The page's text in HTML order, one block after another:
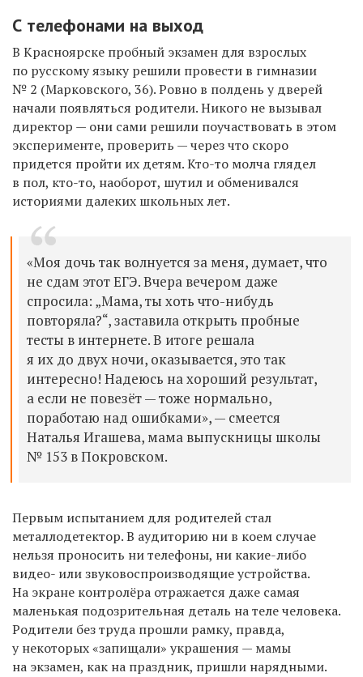
С телефонами на выход
В Красноярске пробный экзамен для взрослых
по русскому языкурешили провести в гимназии
№ 2 (Марковского, 36). Ровно в полдень у дверей
начали появляться родители. Никого не вызывал
директор — они сами решили поучаствовать в этом
эксперименте, проверить — через что скоро
придется пройти их детям.Кто-то молча глядел
в пол, кто-то, наоборот, шутил и обменивался
историями далеких школьных лет.
«Моя дочь так волнуется за меня, думает, что
не сдам этот ЕГЭ. Вчера вечером даже
спросила: „Мама, ты хоть что-нибудь
повторяла?“,заставила открыть пробные
тесты в интернете. В итоге решала
я их до двух ночи, оказывается, это так
интересно! Надеюсь на хороший результат,
а если не повезёт — тоже нормально,
поработаю над ошибками», — смеется
Наталья Игашева, мама выпускницы школы
№ 153 в Покровском.
Первым испытанием для родителей стал
металлодетектор. В аудиторию ни в коем случае
нельзя проносить ни телефоны, ни какие-либо
видео- или звуковоспроизводящие устройства.
На экране контролёра отражается даже самая
маленькая подозрительная деталь на теле человека.
Родители без труда прошли рамку, правда,
у некоторых «запищали» украшения — мамы
на экзамен, как на праздник, пришли нарядными.